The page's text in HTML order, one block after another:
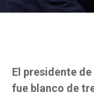
El presidente
fue blanco de